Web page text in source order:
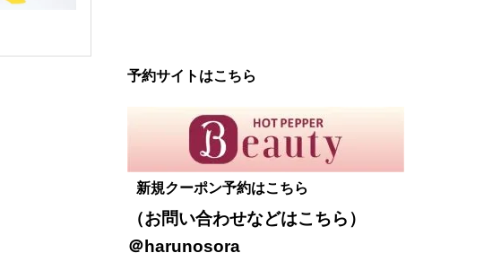
予約サイトはこちら
新規クーポン予約はこちら
（お問い合わせなどはこちら ）
＠harunosora